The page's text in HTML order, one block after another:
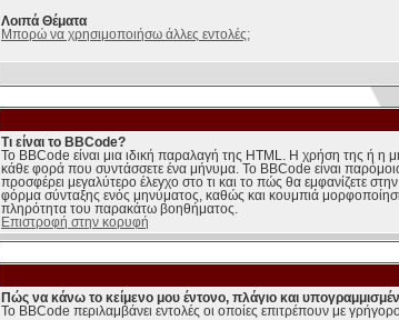
Λοιπά Θέματα
Μπορώ να χρησιμοποιήσω άλλες εντολές;
Τι είναι το BBCode?
Το BBCode είναι μια ιδική παραλαγή της HTML. Η χρήση της ή η
κάθε φορά που συντάσσετε ένα μήνυμα. Το BBCode είναι
προσφέρει μεγαλύτερο έλεγχο στο τι και το πώς θα εμφανίζετε
φόρμα σύνταξης ενός μηνύματος, καθώς και κουμπιά
πληρότητα του παρακάτω βοηθήματος.
Επιστροφή στην κορυφή
Πώς να κάνω το κείμενο μου έντονο, πλάγιο και
Το BBCode περιλαμβάνει εντολές οι οποίες επιτρέπουν με